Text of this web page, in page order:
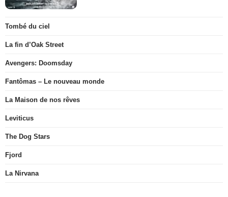
Tombé du ciel
La fin d’Oak Street
Avengers: Doomsday
Fantômas – Le nouveau monde
La Maison de nos rêves
Leviticus
The Dog Stars
Fjord
La Nirvana